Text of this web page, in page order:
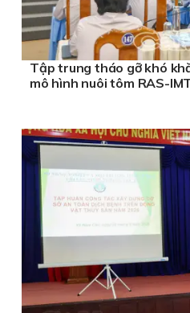
Tập trung tháo gỡ khó
mô hình nuôi tôm RAS-